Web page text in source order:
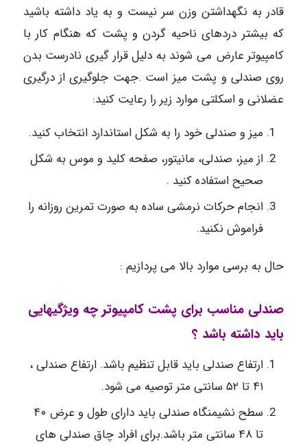
قادر به نگهداشتن وزن سر نیست و به یاد داشته باشید
که بیشتر دردهای ناحیه گردن و پشت که هنگام کار با
کامپیوتر عارض می شوند به دلیل قرار گیری نادرست بدن
روی صندلی و پشت میز است .جهت جلوگیری از درگیری
عضلانی و اسکلتی موارد زیر را رعایت کنید:
میز و صندلی خود را به شکل استاندارد انتخاب کنید.
از میز، صندلی، مانیتور، صفحه کلید و موس به شکل
صحیح استفاده کنید .
انجام حرکات نرمشی ساده به صورت تمرین روزانه را
فراموش نکنید.
حال به برسی موارد بالا می پردازیم :
صندلی مناسب برای پشت کامپیوتر چه ویژگیهایی
باید داشته باشد ؟
ارتفاع صندلی باید قابل تنظیم باشد. ارتفاع صندلی ،
۴۱ تا ۵۲ سانتی متر توصیه می شود.
سطح نشیمنگاه صندلی باید دارای طول و عرض ۴۰
تا ۴۸ سانتی متر باشد.برای افراد چاق صندلی های